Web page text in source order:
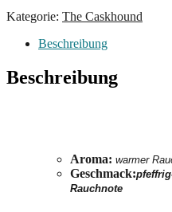
Kategorie: The Caskhound
Beschreibung
Beschreibung
Aroma: warmer
Geschmack:
Rauchnote